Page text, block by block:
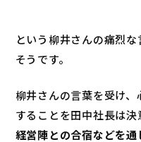
という柳井さんの痛烈
そうです。
柳井さんの言葉を受け
することを田中社長は決
経営陣との合宿などを